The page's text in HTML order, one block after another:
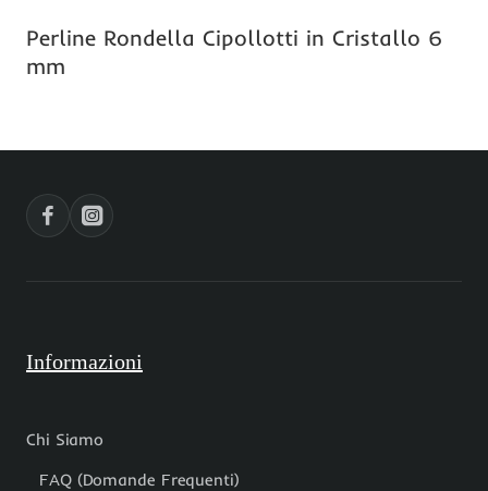
Perline Rondella Cipollotti in Cristallo 6
mm
Informazioni
Chi Siamo
FAQ (Domande Frequenti)